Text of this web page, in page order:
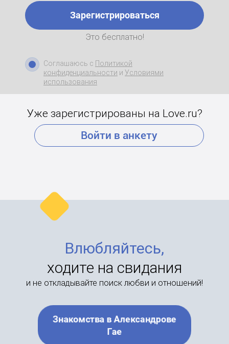
Зарегистрироваться
Это бесплатно!
Соглашаюсь с Политикой
конфиденциальности и Условиями
использования
Уже зарегистрированы на Love.ru?
Войти в анкету
Влюбляйтесь,
ходите на свидания
и не откладывайте поиск любви и отношений!
Знакомства в Александрове
Гае